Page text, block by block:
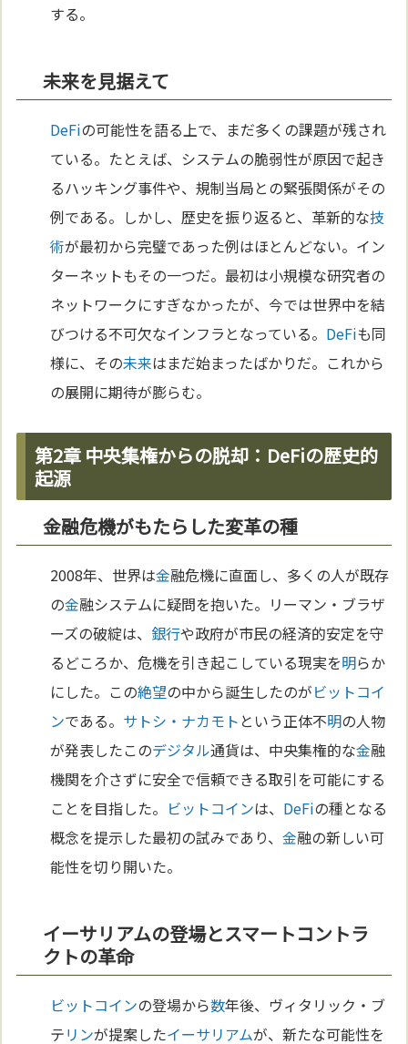
する。
未来を見据えて
DeFiの可能性を語る上で、まだ多くの課題が残され
ている。たとえば、システムの脆弱性が原因で起き
るハッキング事件や、規制当局との緊張関係がその
例である。しかし、歴史を振り返ると、革新的な技
術が最初から完璧であった例はほとんどない。イン
ターネットもその一つだ。最初は小規模な研究者の
ネットワークにすぎなかったが、今では世界中を結
びつける不可欠なインフラとなっている。 DeFiも同
様に、その未来はまだ始まったばかりだ。これから
の展開に期待が膨らむ。
第2章 中央集権からの脱却：DeFiの歴史的
起源
金融危機がもたらした変革の種
2008年、世界は金融危機に直面し、多くの人が既存
の金融システムに疑問を抱いた。リーマン・ブラザ
ーズの破綻は、 銀行や政府が市民の経済的安定を守
るどころか、危機を引き起こしている現実を明らか
にした。この絶望の中から誕生したのがビットコイ
ンである。 サトシ・ナカモト という正体不明の人物
が発表したこのデジタル通貨は、中央集権的な金融
機関を介さずに安全で信頼できる取引を可能にする
ことを目指した。 ビットコインは、 DeFiの種となる
概念を提示した最初の試みであり、金融の新しい可
能性を切り開いた。
イーサリアムの登場とスマートコントラ
クトの革命
ビットコインの登場から数年後、ヴィタリック・ブ
テリンが提案したイーサリアムが、新たな可能性を